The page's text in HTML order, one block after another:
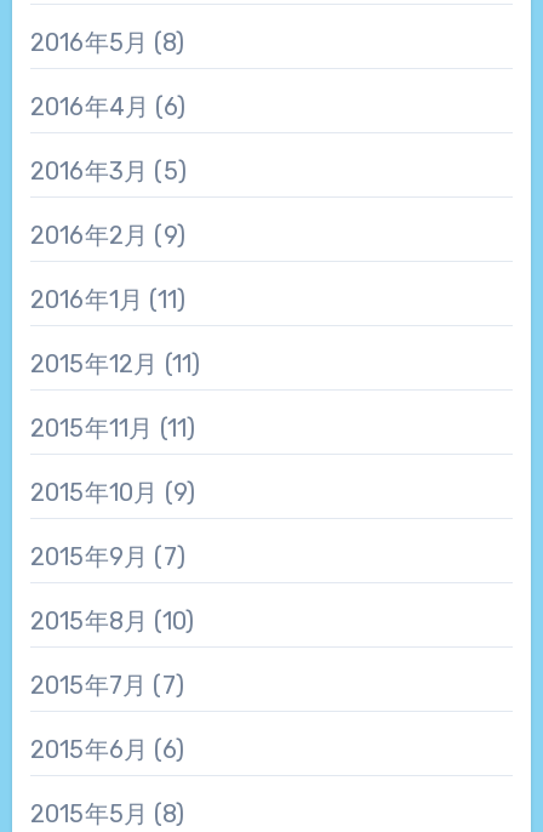
2016年5月 (8)
2016年4月 (6)
2016年3月 (5)
2016年2月 (9)
2016年1月 (11)
2015年12月 (11)
2015年11月 (11)
2015年10月 (9)
2015年9月 (7)
2015年8月 (10)
2015年7月 (7)
2015年6月 (6)
2015年5月 (8)